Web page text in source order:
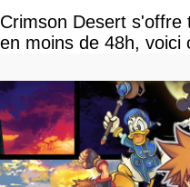
Crimson Desert s'offre
en moins de 48h, voici